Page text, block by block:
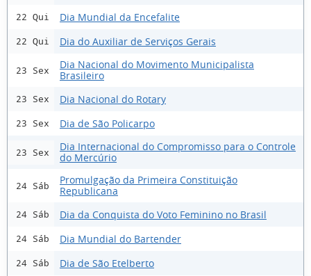
22 Qui Dia Mundial da Encefalite
22 Qui Dia do Auxiliar de Serviços Gerais
23 Sex
Dia Nacional do Movimento Municipalista
Brasileiro
23 Sex Dia Nacional do Rotary
23 Sex Dia de São Policarpo
23 Sex
Dia Internacional do Compromisso para o Controle
do Mercúrio
24 Sáb
Promulgação da Primeira Constituição
Republicana
24 Sáb Dia da Conquista do Voto Feminino no Brasil
24 Sáb Dia Mundial do Bartender
24 Sáb Dia de São Etelberto